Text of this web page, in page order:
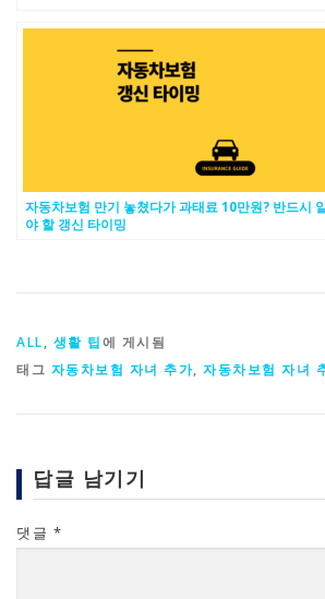
자동차보험 만기 놓쳤다가 과태료 10만원? 반드시
야 할 갱신 타이밍
ALL, 생활 팁에 게시됨
태그 자동차보험 자녀 추가, 자동차보험 자녀
답글 남기기
댓글 *